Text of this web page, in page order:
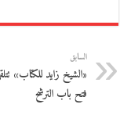
السابق
فتح باب الترشح